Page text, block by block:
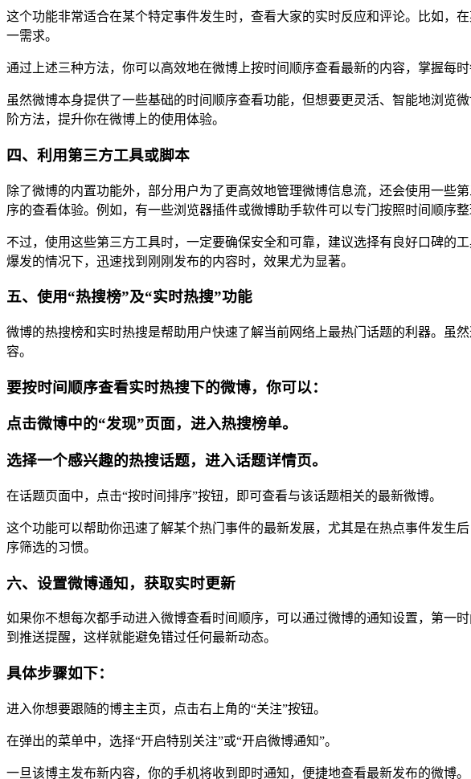
这个功能非常适合在某个特定事件发生时，查看大家的实时反应和评论。比如，
一需求。
通过上述三种方法，你可以高效地在微博上按时间顺序查看最新的内容，掌握每
虽然微博本身提供了一些基础的时间顺序查看功能，但想要更灵活、智能地浏览
阶方法，提升你在微博上的使用体验。
四、利用第三方工具或脚本
除了微博的内置功能外，部分用户为了更高效地管理微博信息流，还会使用一些
序的查看体验。例如，有一些浏览器插件或微博助手软件可以专门按照时间顺序
不过，使用这些第三方工具时，一定要确保安全和可靠，建议选择有良好口碑的
爆发的情况下，迅速找到刚刚发布的内容时，效果尤为显著。
五、使用“热搜榜”及“实时热搜”功能
微博的热搜榜和实时热搜是帮助用户快速了解当前网络上最热门话题的利器。虽
容。
要按时间顺序查看实时热搜下的微博，你可以：
点击微博中的“发现”页面，进入热搜榜单。
选择一个感兴趣的热搜话题，进入话题详情页。
在话题页面中，点击“按时间排序”按钮，即可查看与该话题相关的最新微博。
这个功能可以帮助你迅速了解某个热门事件的最新发展，尤其是在热点事件发生
序筛选的习惯。
六、设置微博通知，获取实时更新
如果你不想每次都手动进入微博查看时间顺序，可以通过微博的通知设置，第一
到推送提醒，这样就能避免错过任何最新动态。
具体步骤如下：
进入你想要跟随的博主主页，点击右上角的“关注”按钮。
在弹出的菜单中，选择“开启特别关注”或“开启微博通知”。
一旦该博主发布新内容，你的手机将收到即时通知，便捷地查看最新发布的微博。